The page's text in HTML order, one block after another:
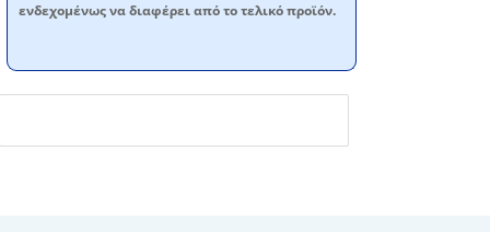
ενδεχομένως να διαφέρει από το τελικό προϊόν.